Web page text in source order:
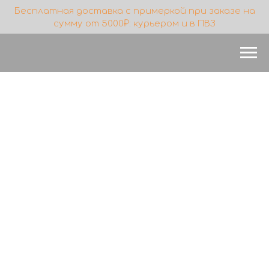
Бесплатная доставка с примеркой при заказе на
сумму от 5000₽: курьером и в ПВЗ